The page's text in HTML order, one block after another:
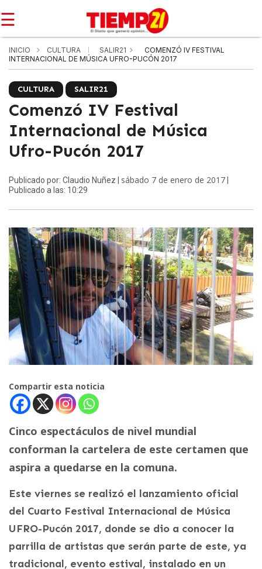
☰
INICIO CULTURA SALIR21
COMENZÓ IV FESTIVAL
INTERNACIONAL DE MÚSICA UFRO-PUCÓN 2017
CULTURA SALIR21
Comenzó IV Festival
Internacional de Música
Ufro-Pucón 2017
Publicado por: Claudio Nuñez | sábado 7 de enero de 2017
Publicado a las: 10:29
Compartir esta noticia
Cinco espectáculos de nivel mundial
conforman la cartelera de este certamen que
aspira a quedarse en la comuna.
Este viernes se realizó el lanzamiento oficial
del Cuarto Festival Internacional de Música
UFRO-Pucón 2017, donde se dio a conocer la
parrilla de artistas que serán parte de este, ya
tradicional, evento estival, instalado en un